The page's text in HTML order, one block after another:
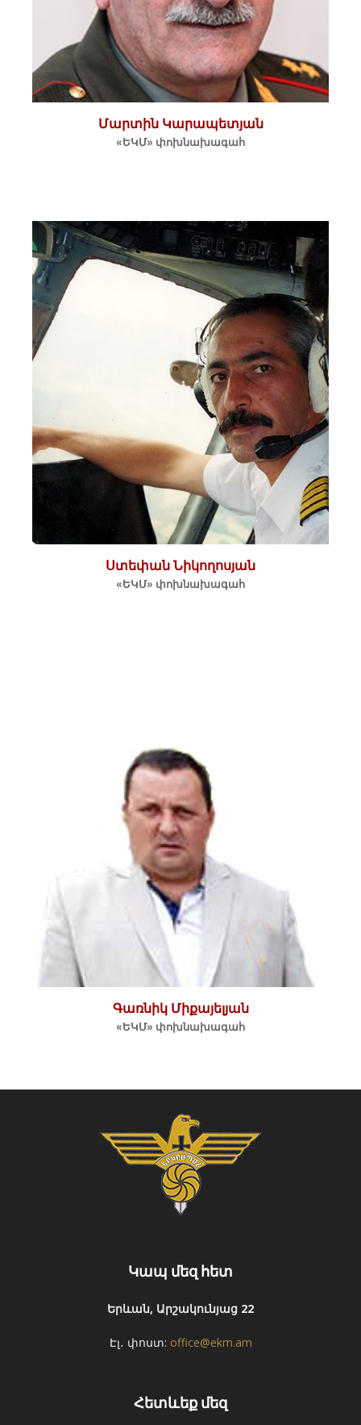
Մարտին Կարապետյան
«ԵԿՄ» փոխնախագահ
Ստեփան Նիկողոսյան
«ԵԿՄ» փոխնախագահ
Գառնիկ Միքայելյան
«ԵԿՄ» փոխնախագահ
Կապ մեզ հետ
Երևան, Արշակունյաց 22
Էլ․ փոստ: office@ekm.am
Հետևեք մեզ